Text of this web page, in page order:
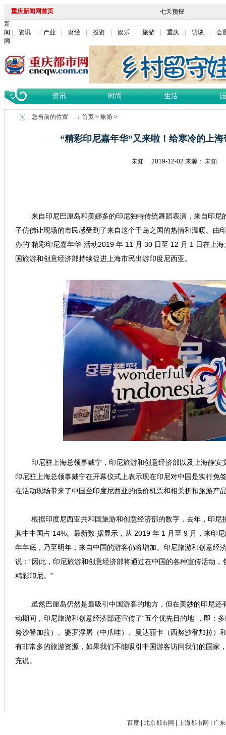
重庆新闻网首页
新
闻
网
资讯 产业 财经 投资 娱乐 旅游 重庆 访谈 会
资讯 时尚 生活
您当前的位置 ： 首页> 旅游>
“精彩印尼嘉年华”又来啦！给寒冷的上
未知 2019-12-02 来源： 未知
来自印尼巴厘岛和美娜多的印尼独特传统舞蹈表演，来自印尼
子仿佛让现场的市民感受到了来自这个千岛之国的热情和温暖。由
办的“精彩印尼嘉年华”活动2019 年 11 月 30 日至 12 月 1 日在上
国旅游和创意经济部持续促进上海市民出游印度尼西亚。
印尼驻上海总领事戴宁，印尼旅游和创意经济部以及上海静安
印尼驻上海总领事戴宁在开幕仪式上表示现在印尼对中国是实行免
在活动现场带来了中国至印度尼西亚的低价机票和相关折扣旅游产
根据印度尼西亚共和国旅游和创意经济部的数字，去年，印
其中中国占 14%。最新数 据显示，从 2019 年 1 月至 9 月，来印
年年底，乃至明年，来自中国的游客仍将增加。印尼旅游和创意经
说：“因此，印尼旅游和创意经济部将通过在中国的各种宣传活动
精彩印尼。”
虽然巴厘岛仍然是最吸引中国游客的地方，但在美妙的印尼还
动期间，印尼旅游和创意经济部还宣传了“五个优先目的地”，即：
努沙登加拉）、婆罗浮屠（中爪哇）、曼达丽卡（西努沙登加拉）
有非常多的旅游资源，如果我们不能吸引中国游客访问我们的国家
充说。
百度| 北京都市网 上海都市网 广